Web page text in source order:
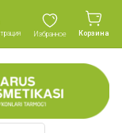
Избранное Корзина